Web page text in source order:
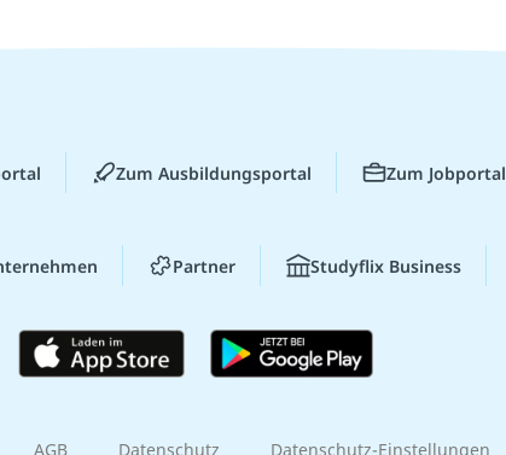
Zum Ausbildungsportal Zum Jobportal
Partner Studyflix Business
AGB Datenschutz Datenschutz-Einstellungen